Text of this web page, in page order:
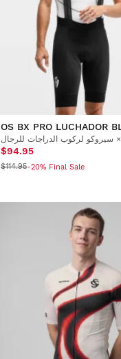
OS BX PRO LUCHADOR
$94.95
$114.95-20% Final Sale